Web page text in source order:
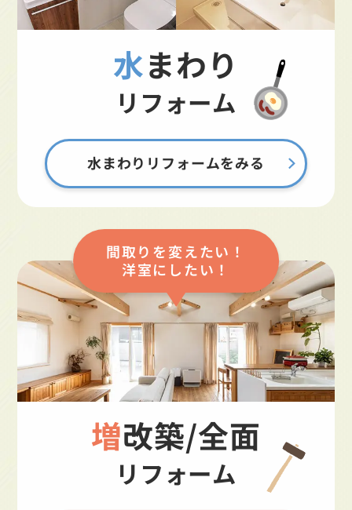
水まわり
リフォーム
水まわりリフォームをみる
間取りを変えたい！
洋室にしたい！
増改築/全面
リフォーム